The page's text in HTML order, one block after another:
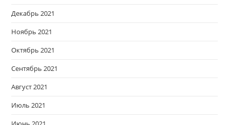
Декабрь 2021
Ноябрь 2021
Октябрь 2021
Сентябрь 2021
Август 2021
Июль 2021